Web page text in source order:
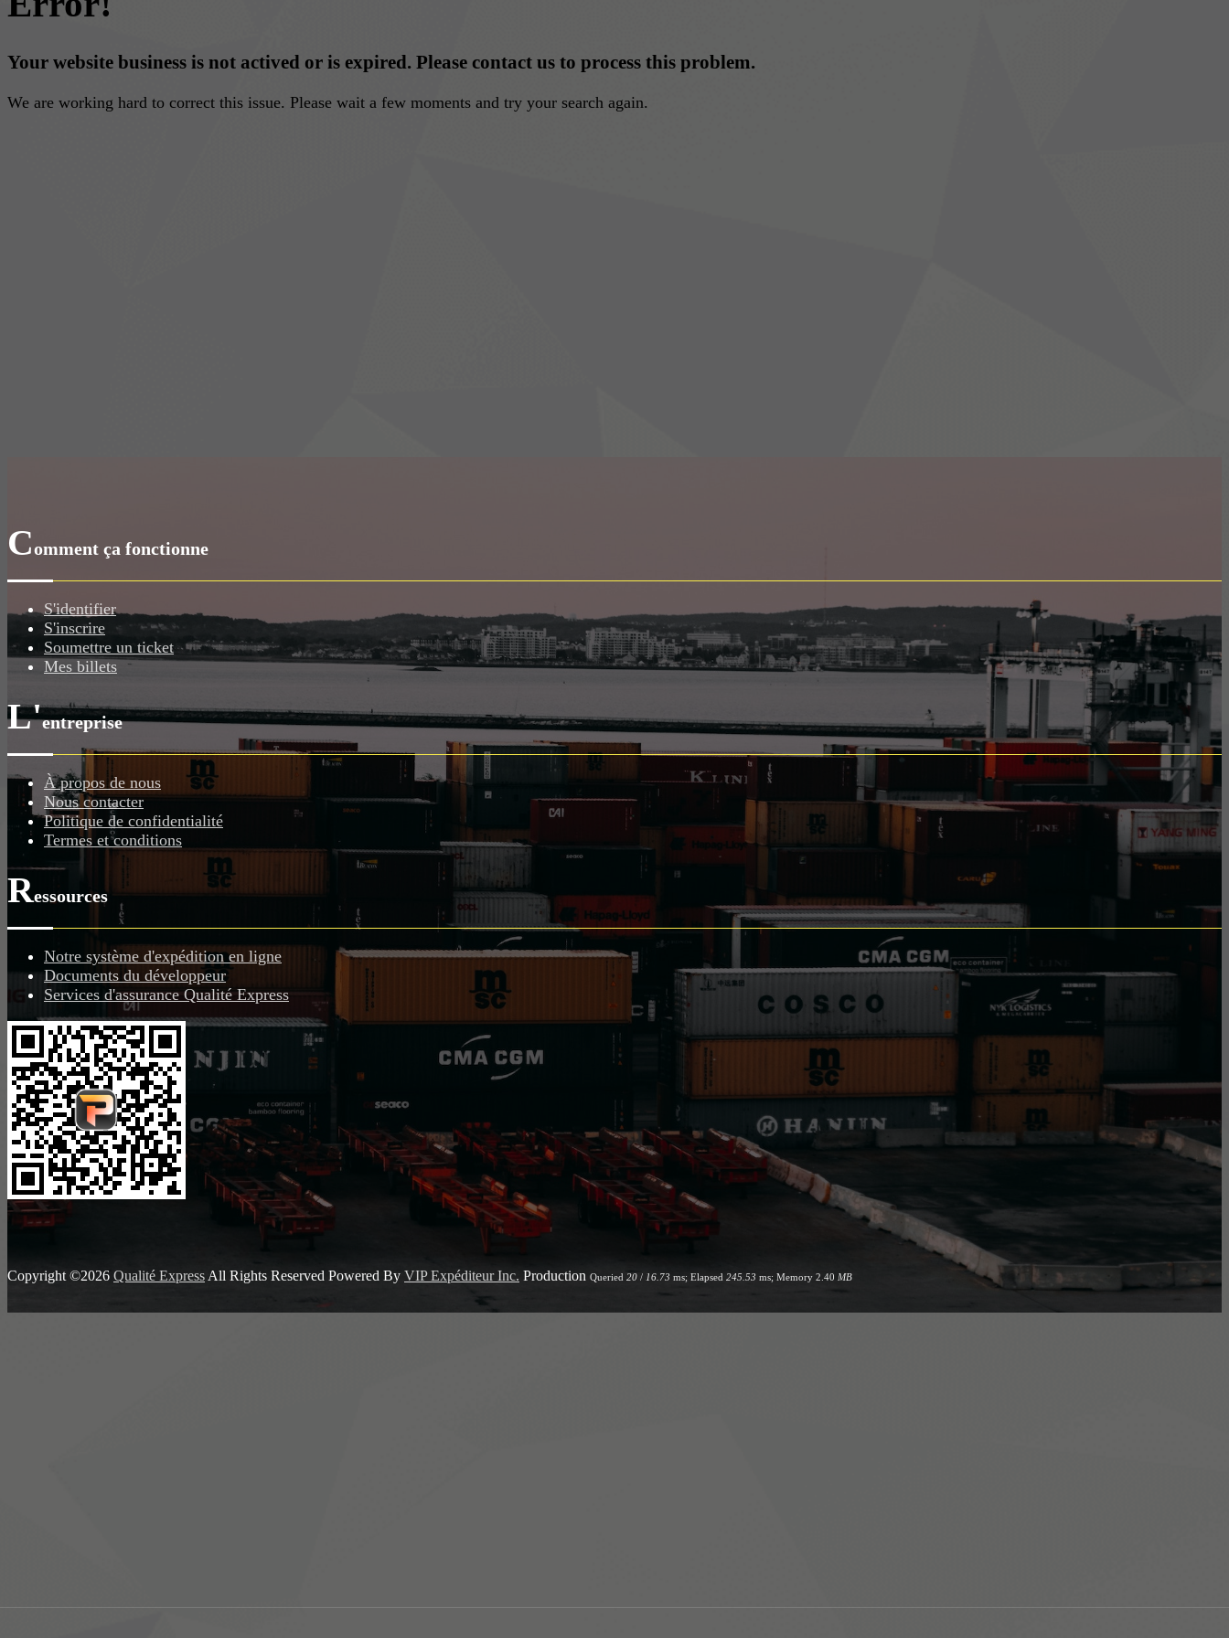
Your website business is not actived or is expired. Please contact us to process this problem.
We are working hard to correct this issue. Please wait a few moments and try your search again.
Comment ça fonctionne
S'identifier
S'inscrire
Soumettre un ticket
Mes billets
L'entreprise
À propos de nous
Nous contacter
Politique de confidentialité
Termes et conditions
Ressources
Notre système d'expédition en ligne
Documents du développeur
Services d'assurance Qualité Express
Copyright ©2026 Qualité ExpressAll Rights Reserved Powered By VIP Expéditeur Inc. Production Queried 20 / 16.73 ms; Elapsed 245.53 ms; Memory 2.40 MB